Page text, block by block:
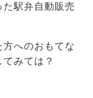
駅弁自動販売
へのおもてな
みては？